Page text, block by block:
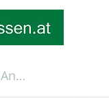
Anmelden